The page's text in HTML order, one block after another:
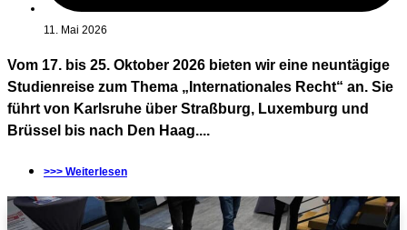
11. Mai 2026
Vom 17. bis 25. Oktober 2026 bieten wir eine neuntägige
Studienreise zum Thema „Internationales Recht“ an. Sie
führt von Karlsruhe über Straßburg, Luxemburg und
Brüssel bis nach Den Haag....
>>> Weiterlesen